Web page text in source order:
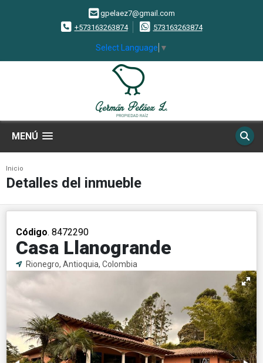
gpelaez7@gmail.com
+573163263874
573163263874
Select Language ▼
MENÚ
Inicio
Detalles del inmueble
Código. 8472290
Casa Llanogrande
Rionegro, Antioquia, Colombia